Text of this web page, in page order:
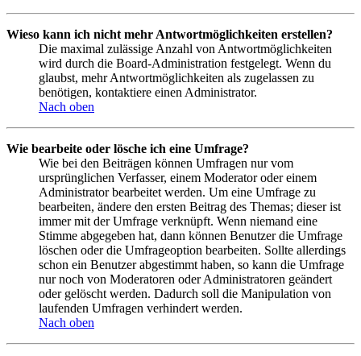
Wieso kann ich nicht mehr Antwortmöglichkeiten erstellen?
Die maximal zulässige Anzahl von Antwortmöglichkeiten
wird durch die Board-Administration festgelegt. Wenn du
glaubst, mehr Antwortmöglichkeiten als zugelassen zu
benötigen, kontaktiere einen Administrator.
Nach oben
Wie bearbeite oder lösche ich eine Umfrage?
Wie bei den Beiträgen können Umfragen nur vom
ursprünglichen Verfasser, einem Moderator oder einem
Administrator bearbeitet werden. Um eine Umfrage zu
bearbeiten, ändere den ersten Beitrag des Themas; dieser ist
immer mit der Umfrage verknüpft. Wenn niemand eine
Stimme abgegeben hat, dann können Benutzer die Umfrage
löschen oder die Umfrageoption bearbeiten. Sollte allerdings
schon ein Benutzer abgestimmt haben, so kann die Umfrage
nur noch von Moderatoren oder Administratoren geändert
oder gelöscht werden. Dadurch soll die Manipulation von
laufenden Umfragen verhindert werden.
Nach oben